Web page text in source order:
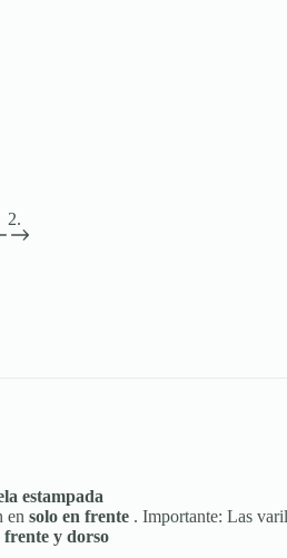
estampada
en solo en frente . Importante: Las
y dorso